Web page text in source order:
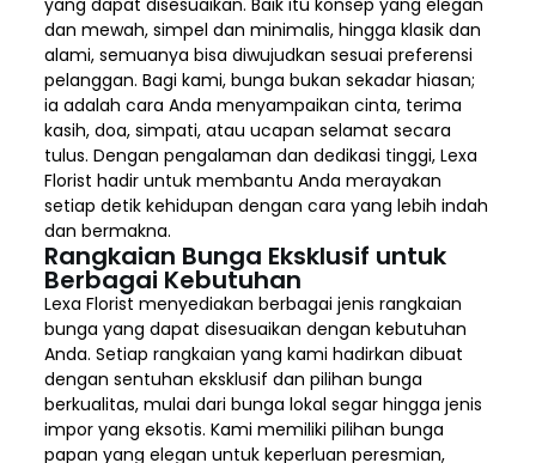
dan mewah, simpel dan minimalis, hingga klasik dan
alami, semuanya bisa diwujudkan sesuai preferensi
pelanggan. Bagi kami, bunga bukan sekadar hiasan;
ia adalah cara Anda menyampaikan cinta, terima
kasih, doa, simpati, atau ucapan selamat secara
tulus. Dengan pengalaman dan dedikasi tinggi, Lexa
Florist hadir untuk membantu Anda merayakan
setiap detik kehidupan dengan cara yang lebih indah
dan bermakna.
Rangkaian Bunga Eksklusif untuk
Berbagai Kebutuhan
Lexa Florist menyediakan berbagai jenis rangkaian
bunga yang dapat disesuaikan dengan kebutuhan
Anda. Setiap rangkaian yang kami hadirkan dibuat
dengan sentuhan eksklusif dan pilihan bunga
berkualitas, mulai dari bunga lokal segar hingga jenis
impor yang eksotis. Kami memiliki pilihan bunga
papan yang elegan untuk keperluan peresmian,